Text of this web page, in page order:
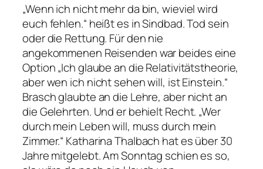
„Wenn ich nicht mehr da bin, wieviel wird
euch fehlen.“ heißt es in Sindbad. Tod sein
oder die Rettung. Für den nie
angekommenen Reisenden war beides eine
Option „Ich glaube an die Relativitätstheorie,
aber wen ich nicht sehen will, ist Einstein.“
Brasch glaubte an die Lehre, aber nicht an
die Gelehrten. Und er behielt Recht. „Wer
durch mein Leben will, muss durch mein
Zimmer.“ Katharina Thalbach hat es über 30
Jahre mitgelebt. Am Sonntag schien es so,